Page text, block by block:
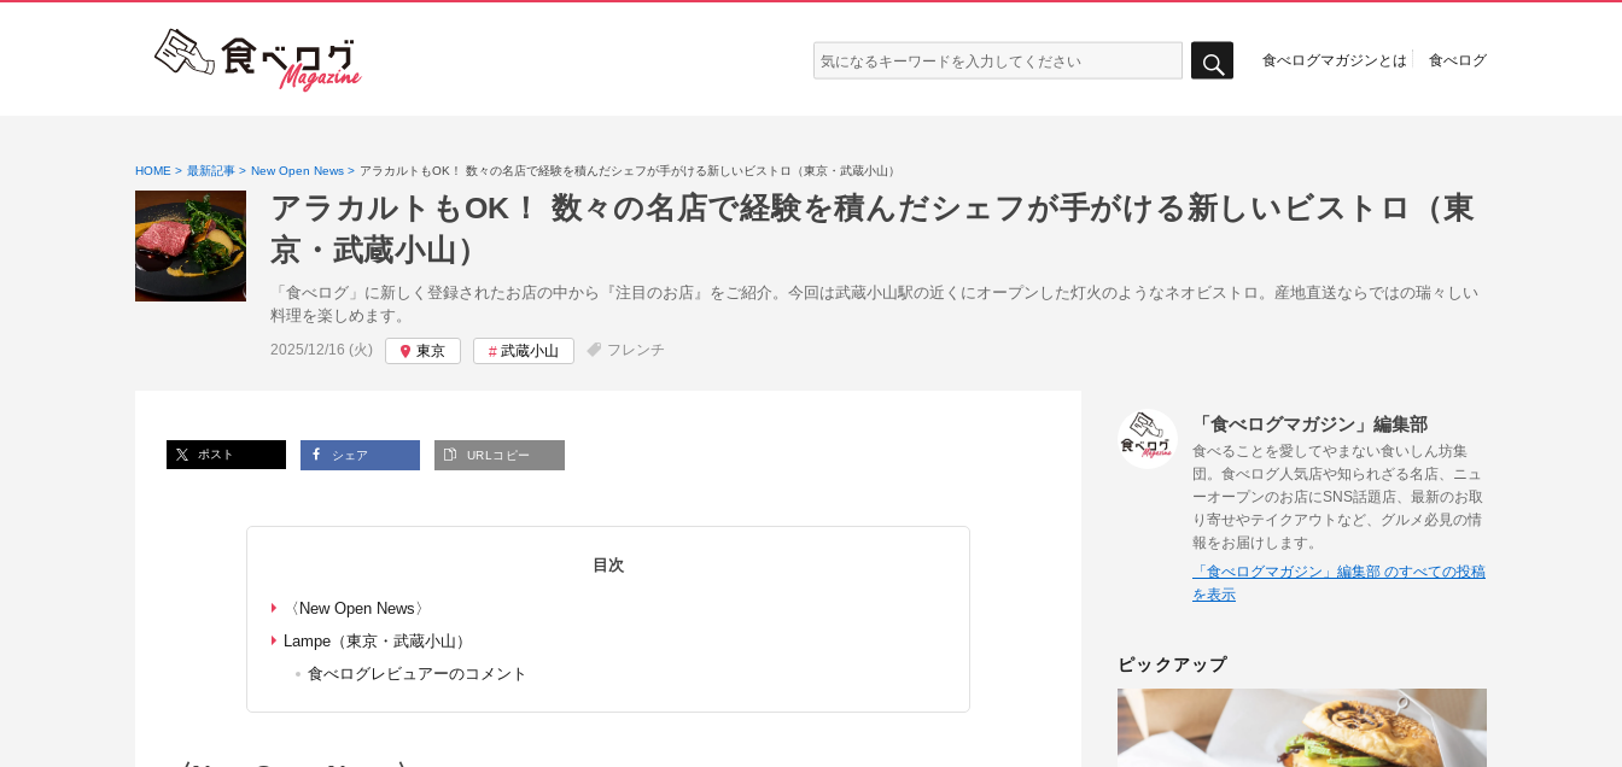
検
索:
食べログマガジンとは 食べログ
HOME 最新記事 New Open News アラカルトもOK！ 数々の名店で経験を積んだシェフが手がける新しいビストロ（東京・武蔵小山）
アラカルトもOK！ 数々の名店で経験を積んだシェフが手がける新しいビストロ（東
京・武蔵小山）
「食べログ」に新しく登録されたお店の中から『注目のお店』をご紹介。今回は武蔵小山駅の近くにオープンした灯火のようなネオビストロ。産地直送ならではの瑞々しい
料理を楽しめます。
投稿日:
2025/12/16 (火) 東京 武蔵小山 フレンチ
ポスト シェア URLコピー
目次
〈New Open News〉
Lampe（東京・武蔵小山）
食べログレビュアーのコメント
「食べログマガジン」編集部
食べることを愛してやまない食いしん坊集
団。食べログ人気店や知られざる名店、ニュ
ーオープンのお店にSNS話題店、最新のお取
り寄せやテイクアウトなど、グルメ必見の情
報をお届けします。
「食べログマガジン」編集部 のすべての投稿
を表示
ピックアップ